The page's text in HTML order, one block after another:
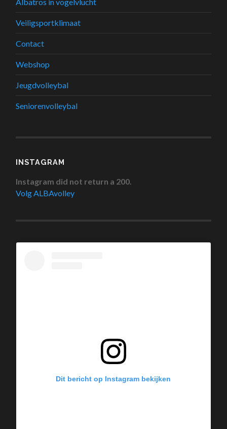
Albatros in vogelvlucht
Veiligsportklimaat
Contact
Webshop
Jeugdvolleybal
Seniorenvolleybal
INSTAGRAM
Instagram did not return a 200.
Volg ALBAvolley
Dit bericht op Instagram bekijken